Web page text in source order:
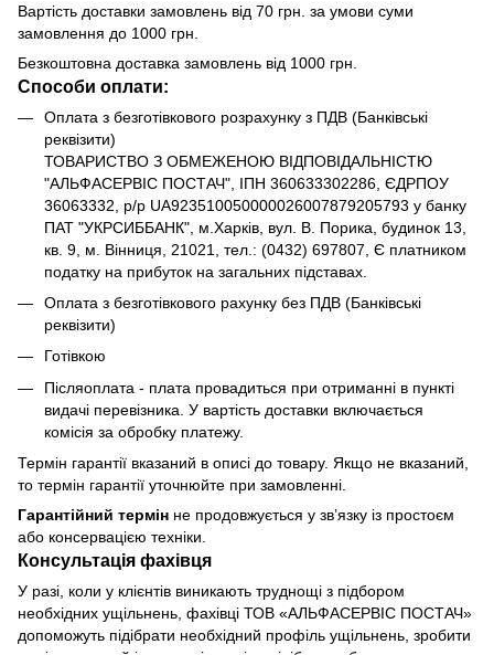
Вартість доставки замовлень від 70 грн. за умови суми
замовлення до 1000 грн.
Безкоштовна доставка замовлень від 1000 грн.
Способи оплати:
Оплата з безготівкового розрахунку з ПДВ (Банківські
реквізити)
ТОВАРИСТВО З ОБМЕЖЕНОЮ ВІДПОВІДАЛЬНІСТЮ
"АЛЬФАСЕРВІС ПОСТАЧ", ІПН 360633302286, ЄДРПОУ
36063332, р/р UA923510050000026007879205793 у банку
ПАТ "УКРСИББАНК", м.Харків, вул. В. Порика, будинок 13,
кв. 9, м. Вінниця, 21021, тел.: (0432) 697807, Є платником
податку на прибуток на загальних підставах.
Оплата з безготівкового рахунку без ПДВ (Банківські
реквізити)
Готівкою
Післяоплата - плата провадиться при отриманні в пункті
видачі перевізника. У вартість доставки включається
комісія за обробку платежу.
Термін гарантії вказаний в описі до товару. Якщо не вказаний,
то термін гарантії уточнюйте при замовленні.
Гарантійний термін не продовжується у зв’язку із простоєм
або консервацією техніки.
Консультація фахівця
У разі, коли у клієнтів виникають труднощі з підбором
необхідних ущільнень, фахівці ТОВ «АЛЬФАСЕРВІС ПОСТАЧ»
допоможуть підібрати необхідний профіль ущільнень, зробити